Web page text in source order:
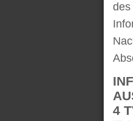
des
4